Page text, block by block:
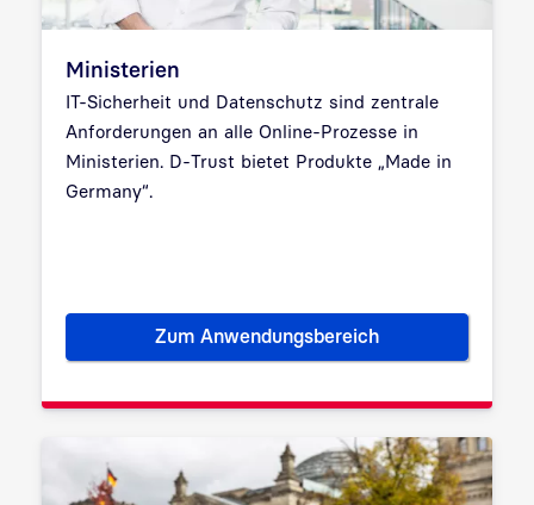
Ministerien
IT-Sicherheit und Datenschutz sind zentrale
Anforderungen an alle Online-Prozesse in
Ministerien. D-Trust bietet Produkte „Made in
Germany“.
Zum Anwendungsbereich
Ministerien